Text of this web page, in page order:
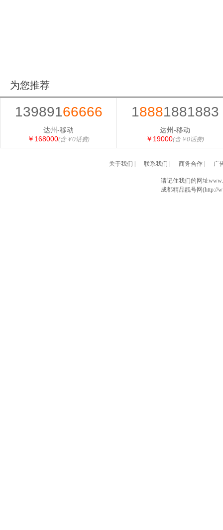
为您推荐
13989166666
达州-移动
￥168000(含￥0话费)
18881881883
达州-移动
￥19000(含￥0话费)
关于我们 联系我们 商务合作| 广
请记住我们的网址
成都精品靓号网(http://